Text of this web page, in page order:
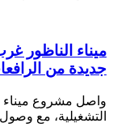
ميناء الناظور
جديدة من
واصل مشروع ميناء
التشغيلية، مع